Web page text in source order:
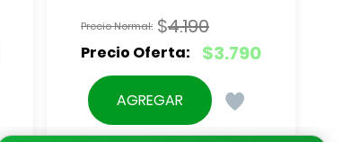
$4.190
El
precio
original
$4.190.
$3.790
El
precio
actual
AGREGAR